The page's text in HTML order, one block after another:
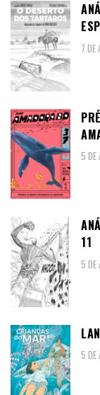
7
5 DE
11
5 DE
5 DE